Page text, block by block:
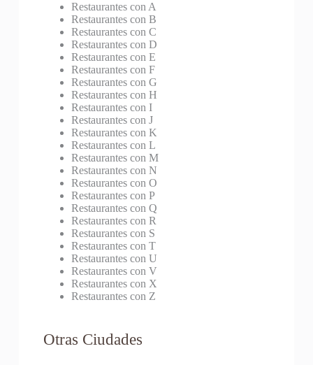
Restaurantes con A
Restaurantes con B
Restaurantes con C
Restaurantes con D
Restaurantes con E
Restaurantes con F
Restaurantes con G
Restaurantes con H
Restaurantes con I
Restaurantes con J
Restaurantes con K
Restaurantes con L
Restaurantes con M
Restaurantes con N
Restaurantes con O
Restaurantes con P
Restaurantes con Q
Restaurantes con R
Restaurantes con S
Restaurantes con T
Restaurantes con U
Restaurantes con V
Restaurantes con X
Restaurantes con Z
Otras Ciudades